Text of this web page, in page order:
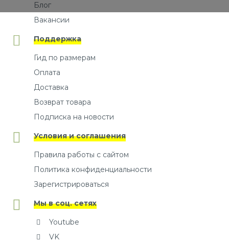
Блог
Вакансии
Поддержка
Гид по размерам
Оплата
Доставка
Возврат товара
Подписка на новости
Условия и соглашения
Правила работы с сайтом
Политика конфиденциальности
Зарегистрироваться
Мы в соц. сетях
Youtube
VK